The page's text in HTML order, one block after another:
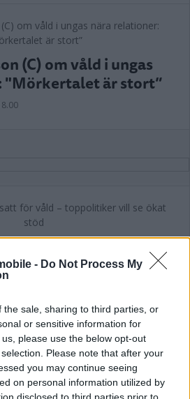
- Do Not Process My
the sale, sharing to third parties, or
or sensitive information for
please use the below opt-out
Please note that after your
you may continue seeing
on personal information utilized by
disclosed to third parties prior to
(C) om våld i ungas
"Mörkertalet är stort”
utsatt för våld –
ökat stöd
mandat i riksdagen
får extra tufft